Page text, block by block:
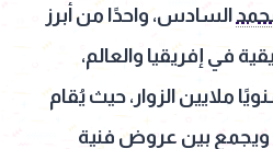
السادس، واحدًا من أبرز
في إفريقيا والعالم،
ملايين الزوار، حيث يُقام
ويجمع بين عروض فنية